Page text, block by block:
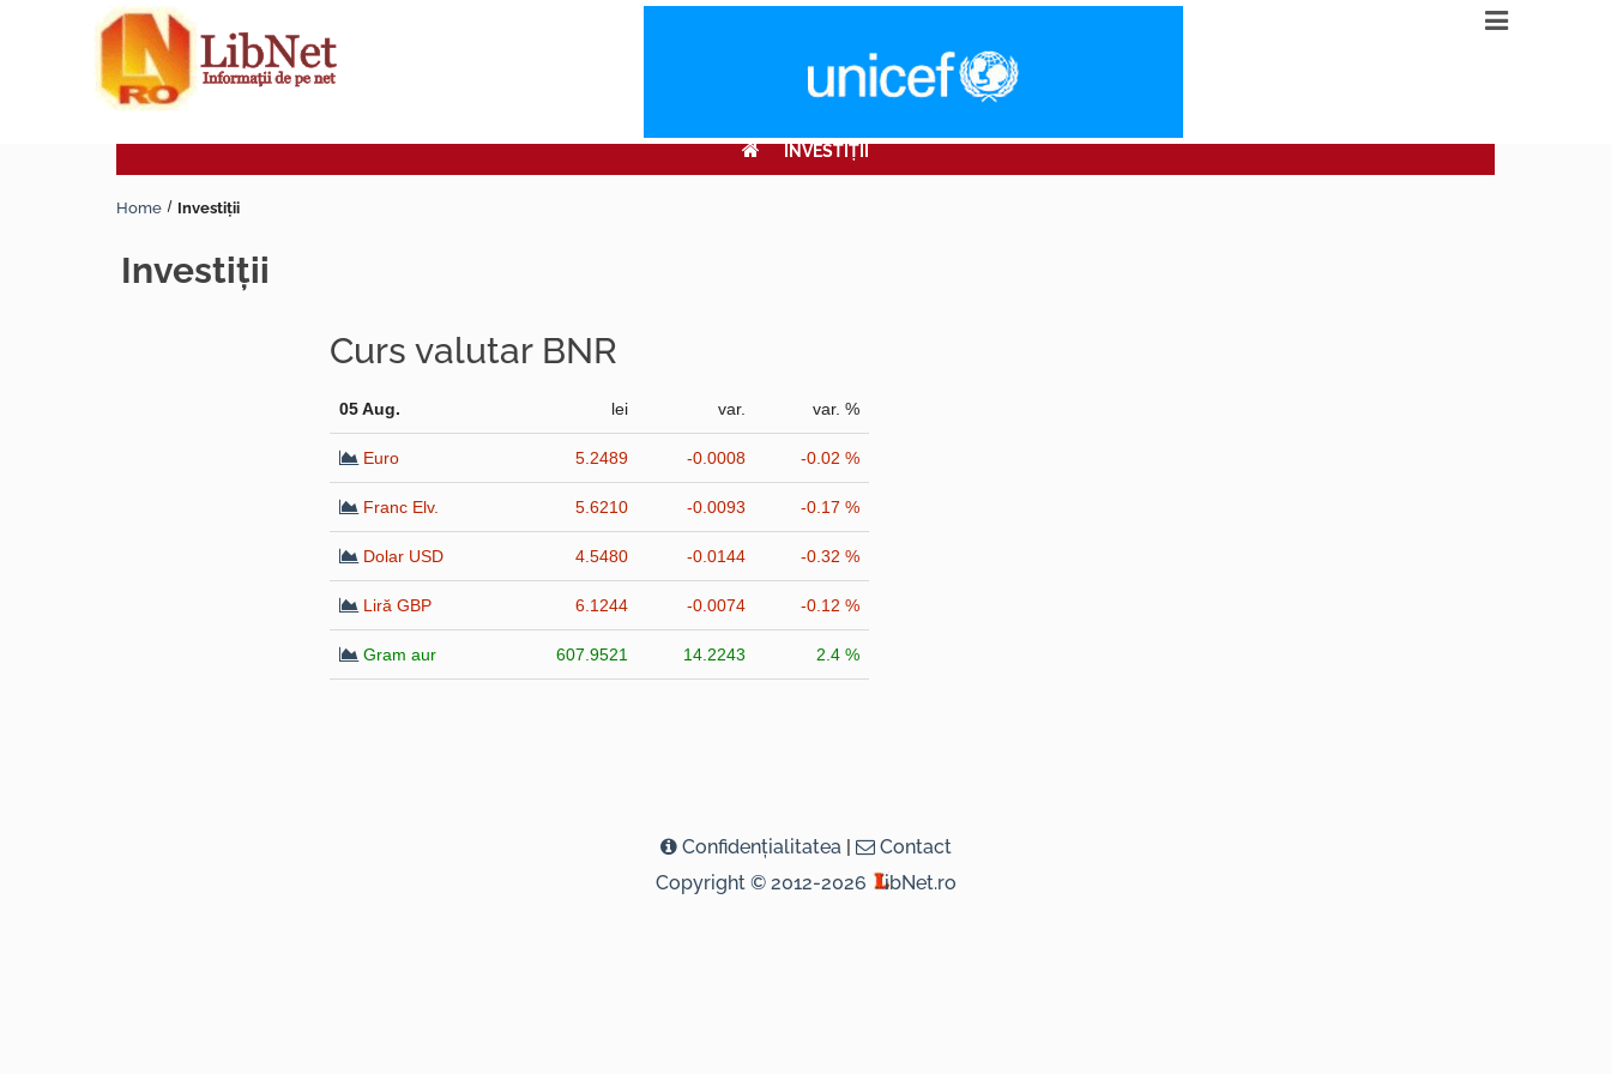
INVESTIŢII
Home Investiţii
investiţii
Curs valutar BNR
05 Aug. lei var. var. %
Euro 5.2489 -0.0008 -0.02 %
Franc Elv. 5.6210 -0.0093 -0.17 %
Dolar USD 4.5480 -0.0144 -0.32 %
Liră GBP 6.1244 -0.0074 -0.12 %
Gram aur 607.9521 14.2243 2.4 %
Confidenţialitatea |
Contact
Copyright © 2012-2026
ibNet.ro